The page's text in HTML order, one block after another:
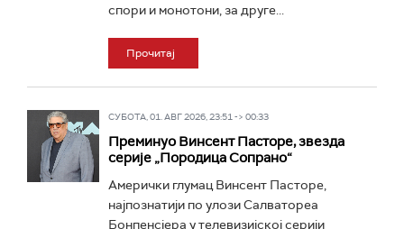
спори и монотони, за друге...
Прочитај
СУБОТА, 01. АВГ 2026, 23:51 -> 00:33
Преминуо Винсент Пасторе, звезда
серије „Породица Сопрано“
Амерички глумац Винсент Пасторе,
најпознатији по улози Салватореа
Бонпенсјера у телевизијској серији